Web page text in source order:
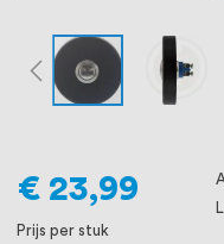
€ 23,99
Prijs per stuk